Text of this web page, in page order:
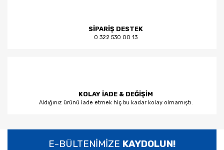
SİPARİŞ DESTEK
0 322 530 00 13
KOLAY İADE & DEĞİŞİM
Aldığınız ürünü iade etmek hiç bu kadar kolay olmamıştı.
E-BÜLTENİMİZE KAYDOLUN!